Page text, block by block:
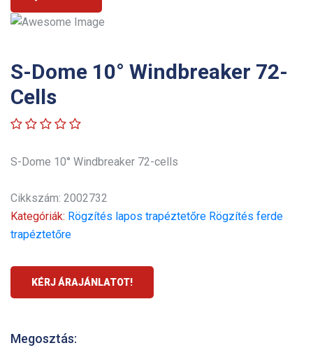
S-Dome 10° Windbreaker 72-
Cells
S-Dome 10° Windbreaker 72-cells
Cikkszám: 2002732
Kategóriák: Rögzítés lapos trapéztetőre Rögzítés ferde
trapéztetőre
KÉRJ ÁRAJÁNLATOT!
Megosztás: